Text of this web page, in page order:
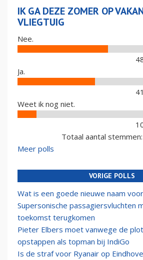
IK GA DEZE ZOMER OP
VLIEGTUIG
Nee.
Ja.
Weet ik nog niet.
Totaal aantal
Meer polls
VORIGE POLLS
Wat is een goede nieuwe naam
Supersonische passagiersvluchten
toekomst terugkomen
Pieter Elbers moet vanwege de
opstappen als topman bij IndiGo
Is de straf voor Ryanair op